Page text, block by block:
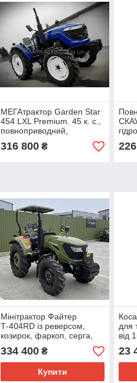
МЕГАтрактор Garden Star
454 LXL Premium. 45 к. с.,
повноприводний,
блокування коліс, вага 2т,
стильний дизайн
316 800₴
Мінітрактор Файтер
Т-404RD із реверсом,
козирок, фаркоп, серга,
рівна підлога, 2х дискове
зчеплення
334 400₴
Купити
для
від
23